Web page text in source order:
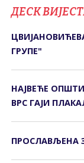
ДЕСК
ГРУПЕ"
НАЈВЕЋЕ
ВРС ГАЈИ
ПРОСЛАВЉЕНА